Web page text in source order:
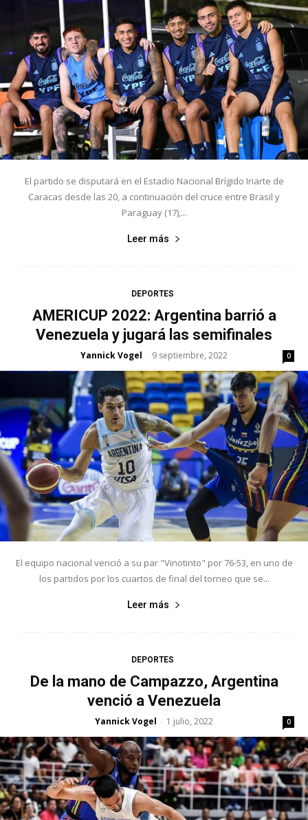
El partido se disputará en el Estadio Nacional Brígido Iriarte de
Caracas desde las 20, a continuación del cruce entre Brasil y
Paraguay (17),...
Leer más
DEPORTES
AMERICUP 2022: Argentina barrió a
Venezuela y jugará las semifinales
Yannick Vogel - 9 septiembre, 2022 0
El equipo nacional venció a su par "Vinotinto" por 76-53, en uno de
los partidos por los cuartos de final del torneo que se...
Leer más
DEPORTES
De la mano de Campazzo, Argentina
venció a Venezuela
Yannick Vogel - 1 julio, 2022 0